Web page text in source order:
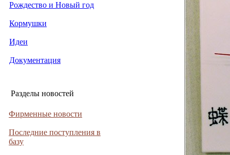
Рождество и Новый год
Кормушки
Идеи
Документация
Разделы новостей
Фирменные новости
Последние поступления в
базу